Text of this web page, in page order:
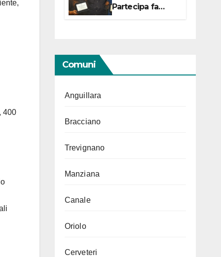
400
Partecipa fa
centro con due
Comuni
Anguillara
Bracciano
Trevignano
Manziana
Canale
Oriolo
Cerveteri